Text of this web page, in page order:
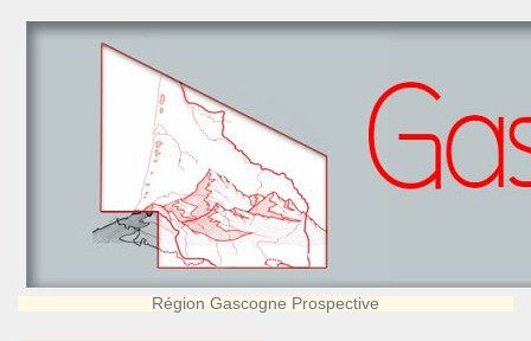
Région Gascogne Prospective